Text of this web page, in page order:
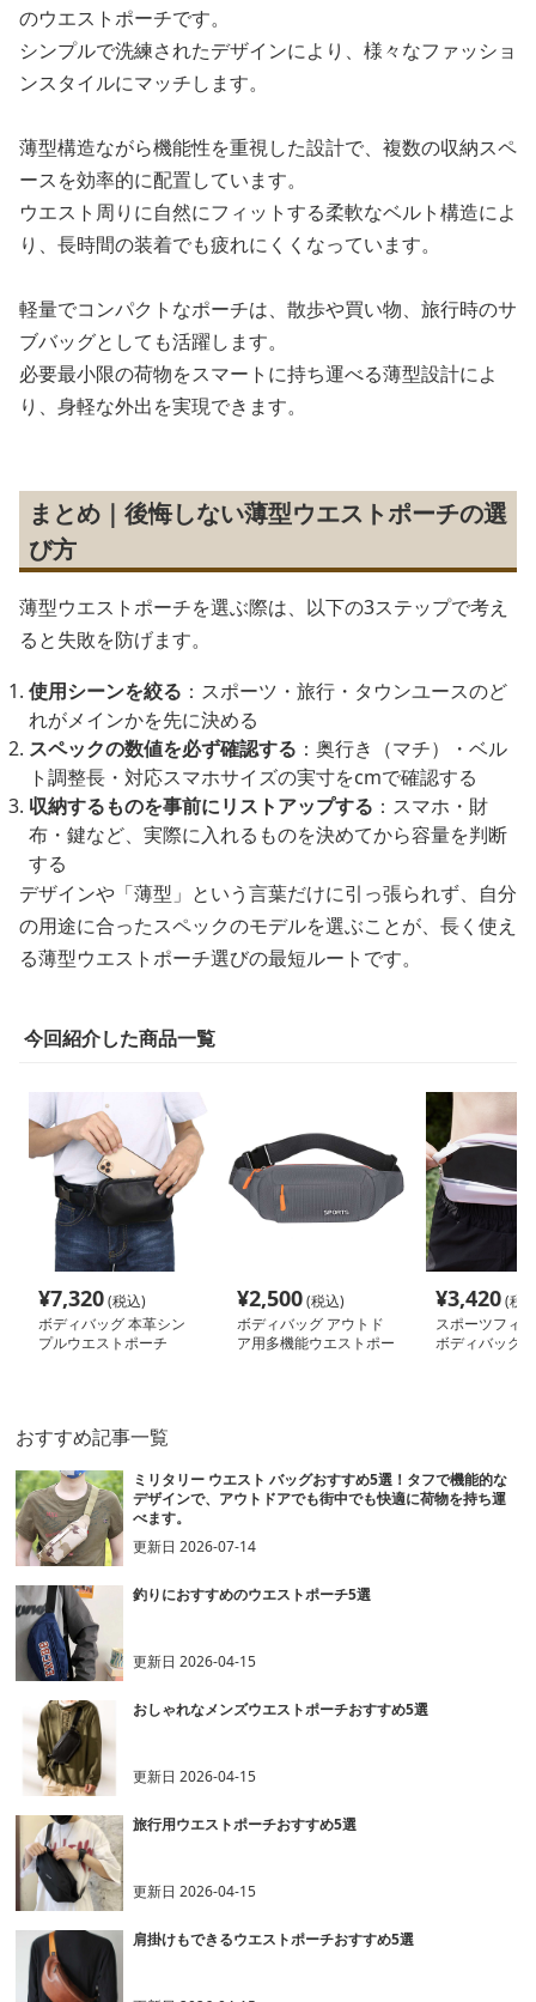
のウエストポーチです。
シンプルで洗練されたデザインにより、様々なファッショ
ンスタイルにマッチします。
薄型構造ながら機能性を重視した設計で、複数の収納スペ
ースを効率的に配置しています。
ウエスト周りに自然にフィットする柔軟なベルト構造によ
り、長時間の装着でも疲れにくくなっています。
軽量でコンパクトなポーチは、散歩や買い物、旅行時のサ
ブバッグとしても活躍します。
必要最小限の荷物をスマートに持ち運べる薄型設計によ
り、身軽な外出を実現できます。
まとめ｜後悔しない薄型ウエストポーチの選
び方
薄型ウエストポーチを選ぶ際は、以下の3ステップで考え
ると失敗を防げます。
使用シーンを絞る ：スポーツ・旅行・タウンユースのど
れがメインかを先に決める
スペックの数値を必ず確認する ：奥行き（マチ）・ベル
ト調整長・対応スマホサイズの実寸をcmで確認する
収納するものを事前にリストアップする ：スマホ・財
布・鍵など、実際に入れるものを決めてから容量を判断
する
デザインや「薄型」という言葉だけに引っ張られず、自分
の用途に合ったスペックのモデルを選ぶことが、長く使え
る薄型ウエストポーチ選びの最短ルートです。
今回紹介した商品一覧
¥7,320(税込)
ボディバッグ 本革シン
プルウエストポーチ
¥2,500(税込)
ボディバッグ アウトド
ア用多機能ウエストポー
¥3,420(税
スポーツフィ
ボディバッグ
おすすめ記事一覧
ミリタリー ウエスト バッグおすすめ5選！タフで機能的な
デザインで、アウトドアでも街中でも快適に荷物を持ち運
べます。
更新日2026-07-14
釣りにおすすめのウエストポーチ5選
更新日2026-04-15
おしゃれなメンズウエストポーチおすすめ5選
更新日2026-04-15
旅行用ウエストポーチおすすめ5選
更新日2026-04-15
肩掛けもできるウエストポーチおすすめ5選